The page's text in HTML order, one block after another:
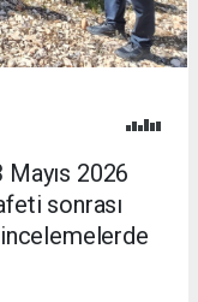
Mayıs 2026
sonrası